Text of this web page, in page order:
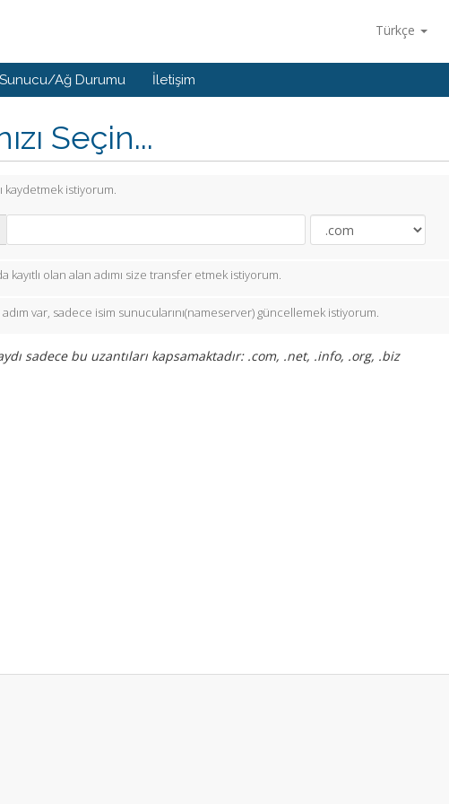
Türkçe
Sunucu/Ağ Durumu İletişim
Seçin...
kaydetmek istiyorum.
kayıtlı olan alan adımı size transfer etmek istiyorum.
var, sadece isim sunucularını(nameserver) güncellemek istiyorum.
sadece bu uzantıları kapsamaktadır: .com, .net, .info, .org, .biz